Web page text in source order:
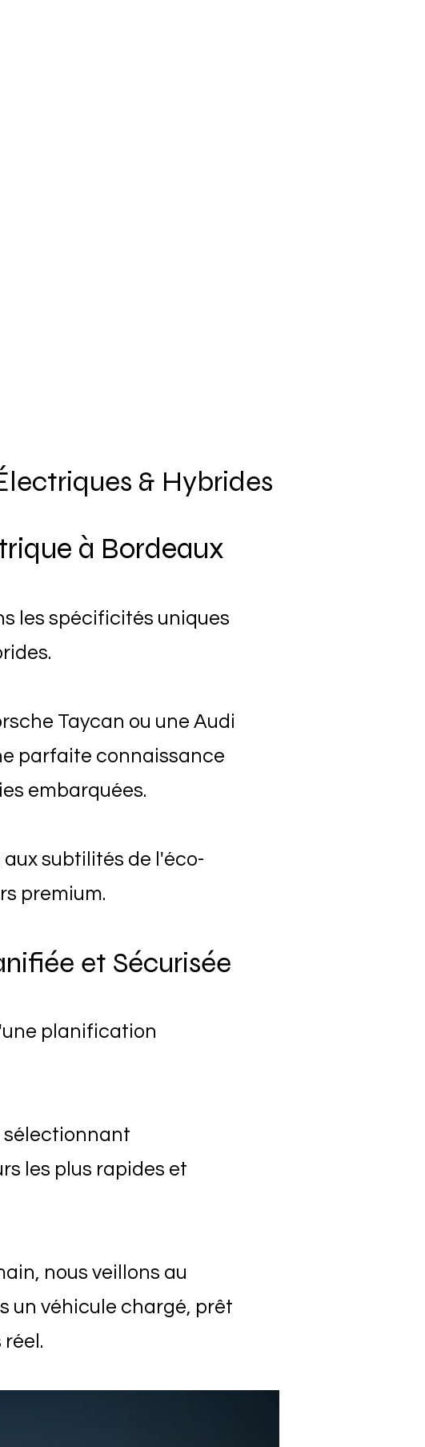
& Hybrides
à Bordeaux
les spécificités uniques
Taycan ou une Audi
parfaite connaissance
embarquées.
subtilités de l'éco-
premium.
et Sécurisée
planification
sélectionnant
les plus rapides et
nous veillons au
un véhicule chargé, prêt